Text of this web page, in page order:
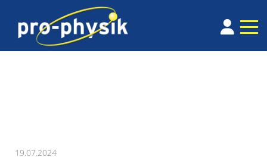
19.07.2024